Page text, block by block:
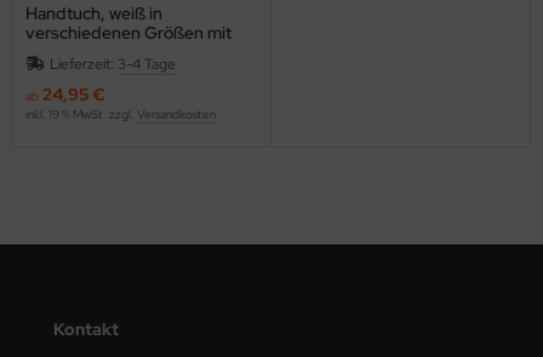
Handtuch, weiß in
verschiedenen Größen mit
Weihnachtsbaum und
Notenschlüssel bestickt
Lieferzeit: 3-4 Tage
ab 24,95 €
inkl. 19 % MwSt. zzgl. Versandkosten
Kontakt